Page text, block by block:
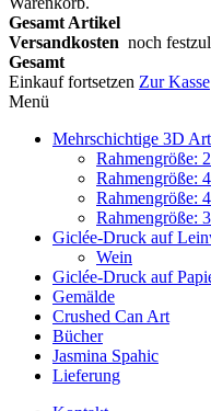
Gesamt Artikel
Versandkosten noch
Gesamt
Einkauf fortsetzen Zur Kasse
Menü
Mehrschichtige 3D
Rahmengröße:
Rahmengröße:
Rahmengröße:
Rahmengröße:
Giclée-Druck auf
Wein
Giclée-Druck auf
Gemälde
Crushed Can Art
Bücher
Jasmina Spahic
Lieferung